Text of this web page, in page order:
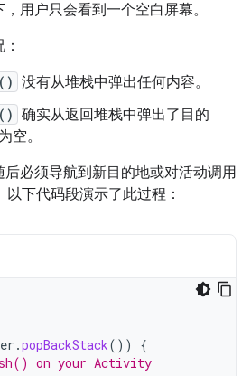
用户只会看到一个空白屏幕。
没有从堆栈中弹出任何内容。
确实从返回堆栈中弹出了目的
空。
必须导航到新目的地或对活动调用
以下代码段演示了此过程：
.popBackStack())
{
on your Activity